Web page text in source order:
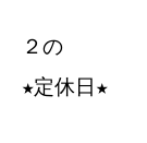
２の
★定休日★